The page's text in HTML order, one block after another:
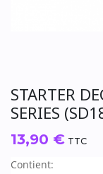
STARTER
SERIES
13,90 € TTC
Contient: